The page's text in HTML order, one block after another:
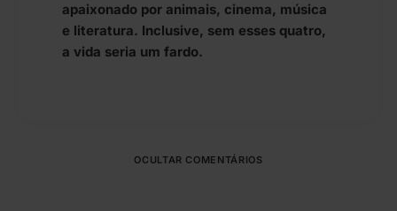
apaixonado por animais, cinema, música
e literatura. Inclusive, sem esses quatro,
a vida seria um fardo.
OCULTAR COMENTÁRIOS